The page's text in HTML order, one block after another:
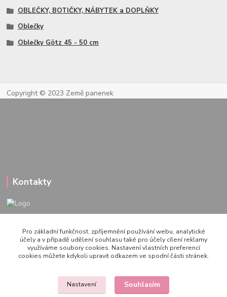
OBLEČKY, BOTIČKY, NÁBYTEK a DOPLŇKY
Oblečky
Oblečky Götz 45 - 50 cm
Copyright © 2023 Země panenek
Kontakty
PO-PÁ 10-20h., SO+NE 14-20h.
zemepanenek@gmail.com
Pro základní funkčnost, zpříjemnění používání webu, analytické
účely a v případě udělení souhlasu také pro účely cílení reklamy
využíváme soubory cookies. Nastavení vlastních preferencí
cookies můžete kdykoli upravit odkazem ve spodní části stránek.
Nastavení Souhlasím